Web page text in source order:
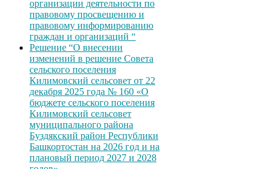
организации деятельности по
правовому просвещению и
правовому информированию
граждан и организаций “
Решение “О внесении
изменений в решение Совета
сельского поселения
Килимовский сельсовет от 22
декабря 2025 года № 160 «О
бюджете сельского поселения
Килимовский сельсовет
муниципального района
Буздякский район Республики
Башкортостан на 2026 год и на
плановый период 2027 и 2028